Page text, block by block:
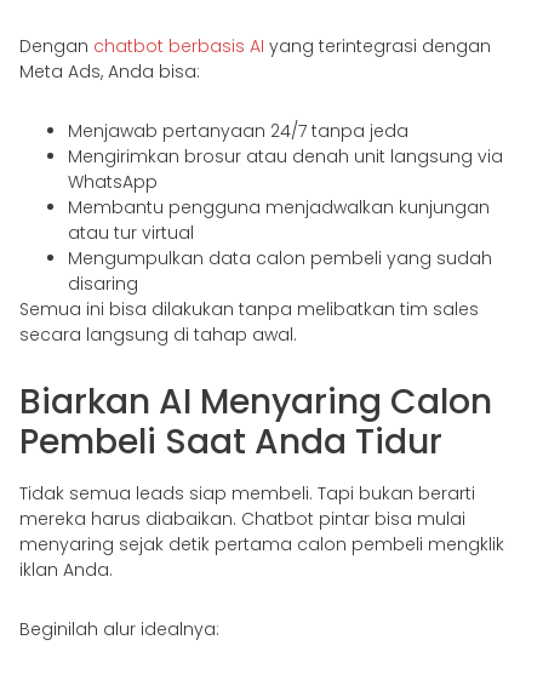
Dengan chatbot berbasis AI yang terintegrasi dengan
Meta Ads, Anda bisa:
Menjawab pertanyaan 24/7 tanpa jeda
Mengirimkan brosur atau denah unit langsung via
WhatsApp
Membantu pengguna menjadwalkan kunjungan
atau tur virtual
Mengumpulkan data calon pembeli yang sudah
disaring
Semua ini bisa dilakukan tanpa melibatkan tim sales
secara langsung di tahap awal.
Biarkan AI Menyaring Calon
Pembeli Saat Anda Tidur
Tidak semua leads siap membeli. Tapi bukan berarti
mereka harus diabaikan. Chatbot pintar bisa mulai
menyaring sejak detik pertama calon pembeli mengklik
iklan Anda.
Beginilah alur idealnya: